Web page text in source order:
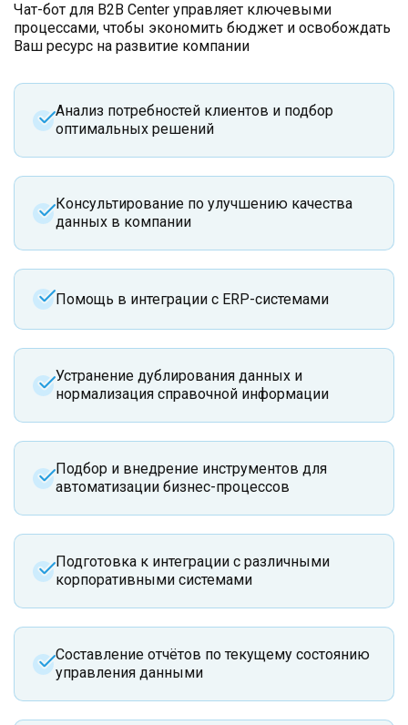
Чат-бот для B2B Center управляет ключевыми
процессами, чтобы экономить бюджет и освобождать
Ваш ресурс на развитие компании
Анализ потребностей клиентов и подбор
оптимальных решений
Консультирование по улучшению качества
данных в компании
Помощь в интеграции с ERP-системами
Устранение дублирования данных и
нормализация справочной информации
Подбор и внедрение инструментов для
автоматизации бизнес-процессов
Подготовка к интеграции с различными
корпоративными системами
Составление отчётов по текущему состоянию
управления данными